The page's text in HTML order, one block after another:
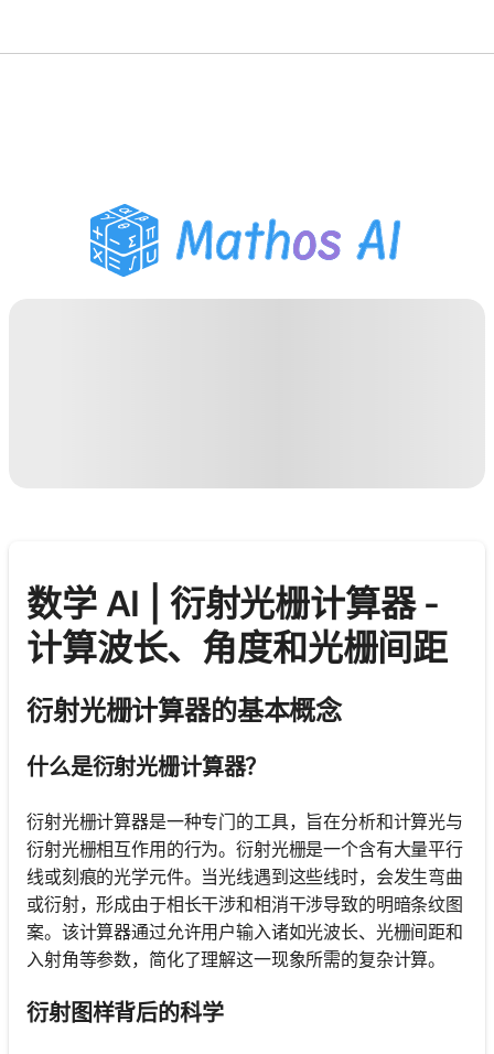
PDF 作业助手
学习工具
数学 AI | 衍射光栅计算器 -
计算波长、角度和光栅间距
衍射光栅计算器的基本概念
什么是衍射光栅计算器？
衍射光栅计算器是一种专门的工具，旨在分析和计算光与
衍射光栅相互作用的行为。衍射光栅是一个含有大量平行
线或刻痕的光学元件。当光线遇到这些线时，会发生弯曲
或衍射，形成由于相长干涉和相消干涉导致的明暗条纹图
案。该计算器通过允许用户输入诸如光波长、光栅间距和
入射角等参数，简化了理解这一现象所需的复杂计算。
衍射图样背后的科学